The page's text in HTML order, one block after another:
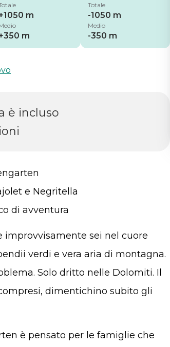
m
m
Totale
-1050 m
Medio
-350 m
è incluso
e Negritella
di avventura
improvvisamente sei nel cuore
verdi e vera aria di montagna.
Solo dritto nelle Dolomiti. Il
dimentichino subito gli
è pensato per le famiglie che